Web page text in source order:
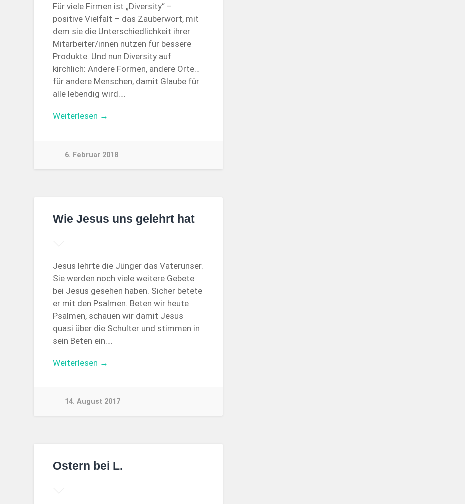
Für viele Firmen ist „Diversity“ –
positive Vielfalt – das Zauberwort, mit
dem sie die Unterschiedlichkeit ihrer
Mitarbeiter/innen nutzen für bessere
Produkte. Und nun Diversity auf
kirchlich: Andere Formen, andere Orte…
für andere Menschen, damit Glaube für
alle lebendig wird….
Weiterlesen →
6. Februar 2018
Wie Jesus uns gelehrt hat
Jesus lehrte die Jünger das Vaterunser.
Sie werden noch viele weitere Gebete
bei Jesus gesehen haben. Sicher betete
er mit den Psalmen. Beten wir heute
Psalmen, schauen wir damit Jesus
quasi über die Schulter und stimmen in
sein Beten ein….
Weiterlesen →
14. August 2017
Ostern bei L.